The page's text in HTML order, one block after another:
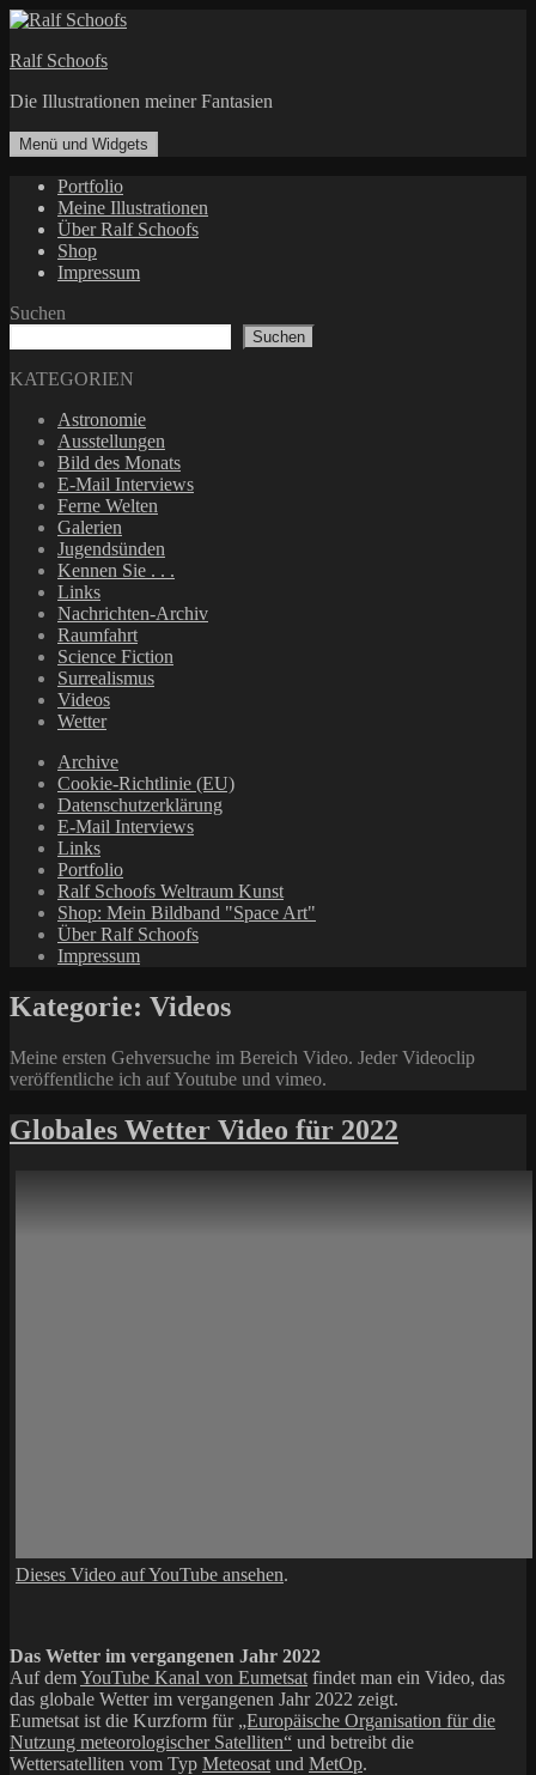
Zum
springen
Ralf Schoofs
Die Illustrationen meiner Fantasien
Menü und Widgets
Portfolio
Meine Illustrationen
Über Ralf Schoofs
Shop
Impressum
Suchen
Suchen
KATEGORIEN
Astronomie
Ausstellungen
Bild des Monats
E-Mail Interviews
Ferne Welten
Galerien
Jugendsünden
Kennen Sie . . .
Links
Nachrichten-Archiv
Raumfahrt
Science Fiction
Surrealismus
Videos
Wetter
Archive
Cookie-Richtlinie (EU)
Datenschutzerklärung
E-Mail Interviews
Links
Portfolio
Ralf Schoofs Weltraum Kunst
Shop: Mein Bildband "Space Art"
Über Ralf Schoofs
Impressum
Kategorie: Videos
Meine ersten Gehversuche im Bereich Video. Jeder Videoclip
veröffentliche ich auf Youtube und vimeo.
Globales Wetter Video für 2022
Dieses Video auf YouTube ansehen.
Das Wetter im vergangenen Jahr 2022
Auf demYouTube Kanal von Eumetsat findet man ein Video, das
das globale Wetter im vergangenen Jahr 2022 zeigt.
Eumetsat ist die Kurzform für „Europäische Organisation für die
Nutzung meteorologischer Satelliten“ und betreibt die
Wettersatelliten vom Typ Meteosat und MetOp.